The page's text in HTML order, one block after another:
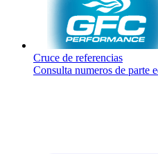
Cruce de referencias
Consulta numeros de parte